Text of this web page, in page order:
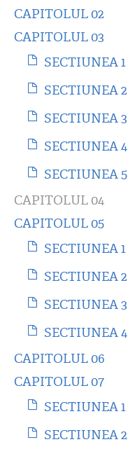
CAPITOLUL 02
CAPITOLUL 03
SECTIUNEA 1
SECTIUNEA 2
SECTIUNEA 3
SECTIUNEA 4
SECTIUNEA 5
CAPITOLUL 04
CAPITOLUL 05
SECTIUNEA 1
SECTIUNEA 2
SECTIUNEA 3
SECTIUNEA 4
CAPITOLUL 06
CAPITOLUL 07
SECTIUNEA 1
SECTIUNEA 2